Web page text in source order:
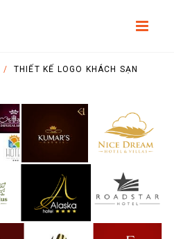
/ THIẾT KẾ LOGO KHÁCH SẠN